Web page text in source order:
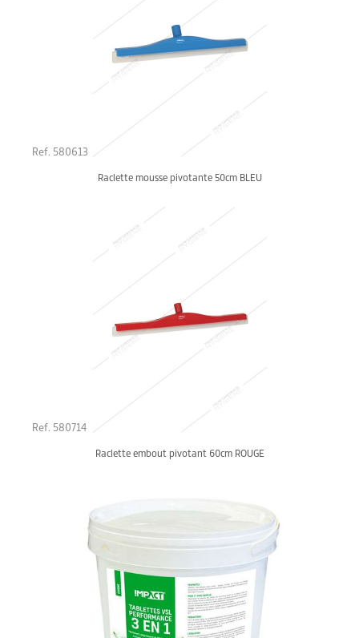
Ref. 580613
Raclette mousse pivotante 50cm BLEU
Ref. 580714
Raclette embout pivotant 60cm ROUGE